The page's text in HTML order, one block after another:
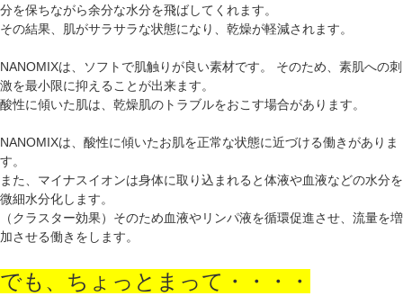
分を保ちながら余分な水分を飛ばしてくれます。
その結果、肌がサラサラな状態になり、乾燥が軽減されます。
NANOMIXは、ソフトで肌触りが良い素材です。 そのため、素肌への刺
激を最小限に抑えることが出来ます。
酸性に傾いた肌は、乾燥肌のトラブルをおこす場合があります。
NANOMIXは、酸性に傾いたお肌を正常な状態に近づける働きがありま
す。
また、マイナスイオンは身体に取り込まれると体液や血液などの水分を
微細水分化します。
（クラスター効果）そのため血液やリンパ液を循環促進させ、流量を増
加させる働きをします。
でも、ちょっとまって・・・・